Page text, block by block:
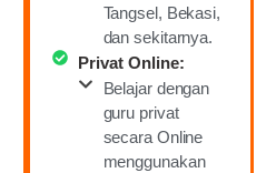
Tangsel, Bekasi,
dan sekitarnya.
Privat Online:
Belajar dengan
guru privat
secara Online
menggunakan